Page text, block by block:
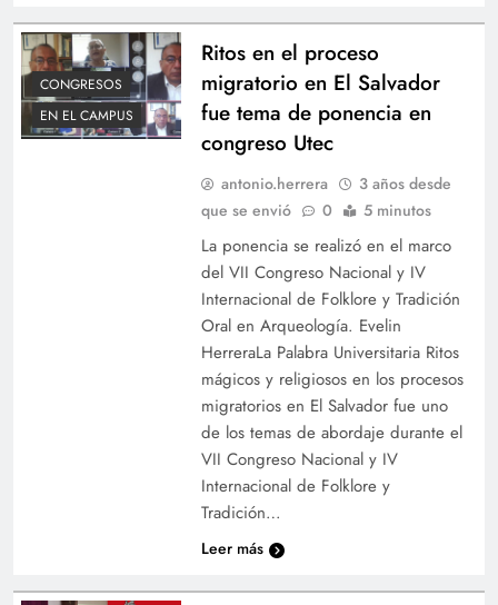
CONGRESOS
EN EL CAMPUS
Ritos en el proceso
migratorio en El Salvador
fue tema de ponencia en
congreso Utec
antonio.herrera
3 años desde
que se envió
0 5 minutos
La ponencia se realizó en el marco
del VII Congreso Nacional y IV
Internacional de Folklore y Tradición
Oral en Arqueología. Evelin
HerreraLa Palabra Universitaria Ritos
mágicos y religiosos en los procesos
migratorios en El Salvador fue uno
de los temas de abordaje durante el
VII Congreso Nacional y IV
Internacional de Folklore y
Tradición…
Leer más